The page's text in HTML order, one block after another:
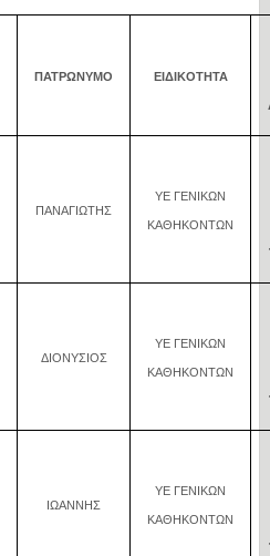
ΠΑΤΡΩΝΥΜΟ ΕΙΔΙΚΟΤΗΤΑ
ΠΑΝΑΓΙΩΤΗΣ
ΥΕ ΓΕΝΙΚΩΝ
ΚΑΘΗΚΟΝΤΩΝ
ΔΙΟΝΥΣΙΟΣ
ΥΕ ΓΕΝΙΚΩΝ
ΚΑΘΗΚΟΝΤΩΝ
ΙΩΑΝΝΗΣ
ΥΕ ΓΕΝΙΚΩΝ
ΚΑΘΗΚΟΝΤΩΝ